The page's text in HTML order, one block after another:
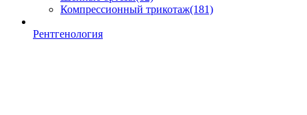
Компрессионный трикотаж(181)
Рентгенология